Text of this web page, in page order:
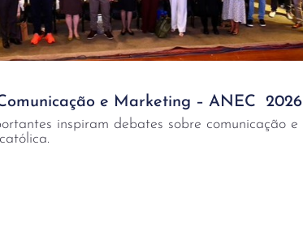
e Marketing – ANEC 2026
inspiram debates sobre comunicação e